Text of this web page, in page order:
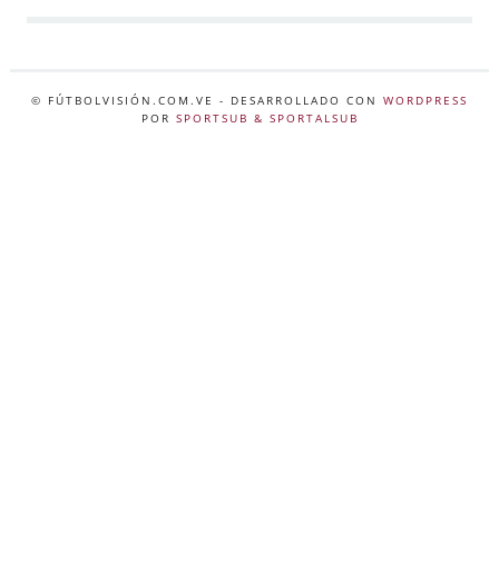
© FÚTBOLVISIÓN.COM.VE - DESARROLLADO CON WORDPRESS
POR SPORTSUB & SPORTALSUB